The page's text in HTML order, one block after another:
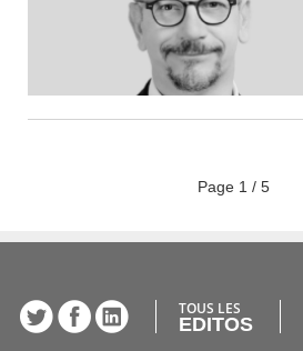
Page 1 / 5
TOUS LES
EDITOS